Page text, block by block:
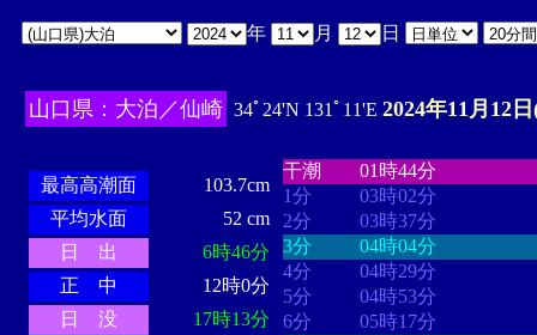
年 月 日
山口県：大泊／仙崎 34ﾟ24'N 131ﾟ11'E 2024年11月12
最高高潮面
103.7cm
平均水面
52 cm
日 出
6時46分
正 中
12時0分
日 没
17時13分
干潮
01時44分
1分
03時02分
2分
03時37分
3分
04時04分
4分
04時29分
5分
04時53分
6分
05時17分